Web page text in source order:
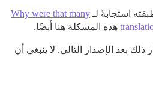
استجابةً لـ Why were that many
هذه المشكلة هنا أيضًا.
بعد الإصدار التالي. لا ينبغي أن